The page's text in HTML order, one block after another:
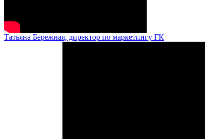
Татьяна Бережная, директор по маркетингу ГК